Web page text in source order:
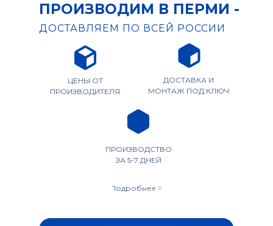
ДОСТАВЛЯЕМ ПО ВСЕЙ РОССИИ
ПРОИЗВОДИМ В ПЕРМИ -
Подробнее
ПРОИЗВОДСТВО
ЗА 5-7 ДНЕЙ
ДОСТАВКА И
МОНТАЖ ПОД КЛЮЧ
ЦЕНЫ ОТ
ПРОИЗВОДИТЕЛЯ